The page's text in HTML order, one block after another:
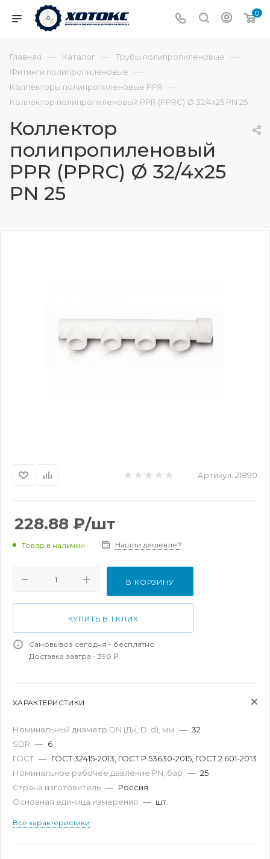
0
Главная — Каталог — Трубы полипропиленовые —
Фитинги полипропиленовые —
Коллекторы полипропиленовые PPR —
Коллектор полипропиленовый PPR (PPRC) Ø 32/4х25 PN 25
Коллектор
полипропиленовый
PPR (PPRC) Ø 32/4х25
PN 25
Артикул: 21890
228.88 ₽/шт
Товар в наличии Нашли дешевле?
В КОРЗИНУ
КУПИТЬ В 1 КЛИК
Самовывоз сегодня - бесплатно
Доставка завтра - 390 ₽
ХАРАКТЕРИСТИКИ
Номинальный диаметр DN (Дн, D, d), мм — 32
SDR — 6
ГОСТ — ГОСТ 32415-2013, ГОСТ Р 53630-2015, ГОСТ 2.601-2013
Номинальное рабочее давление PN, бар — 25
Страна изготовитель — Россия
Основная единица измерения — шт.
Все характеристики